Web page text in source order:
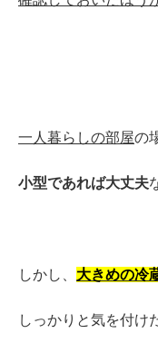
一人暮らしの部屋の
小型であれば大丈夫
しかし、 大きめの冷
しっかりと気を付け